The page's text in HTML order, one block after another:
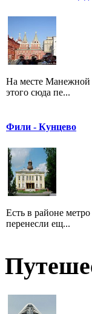
На месте Манежной
этого сюда пе...
Фили - Кунцево
Есть в районе
перенесли ещ...